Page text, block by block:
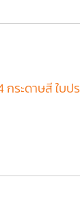
กระดาษสี ใบป